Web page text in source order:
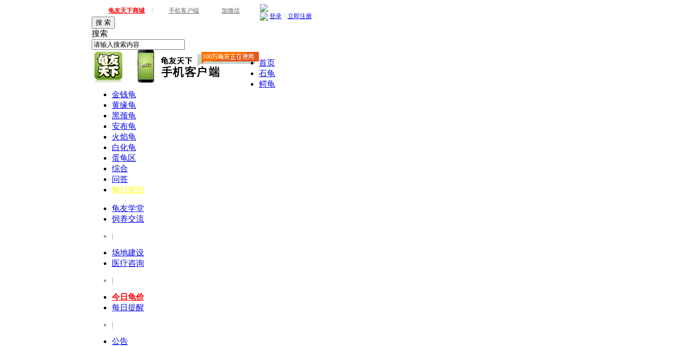
龟友天下商城 手机客户端 加微信
登录 立即注册
搜 索
搜索
首页
石龟
鳄龟
金钱龟
黄缘龟
黑颈龟
安布龟
火焰龟
白化龟
蛋龟区
综合
问答
每日签到
龟友学堂
饲养交流
|
场地建设
医疗咨询
|
今日龟价
每日提醒
|
公告